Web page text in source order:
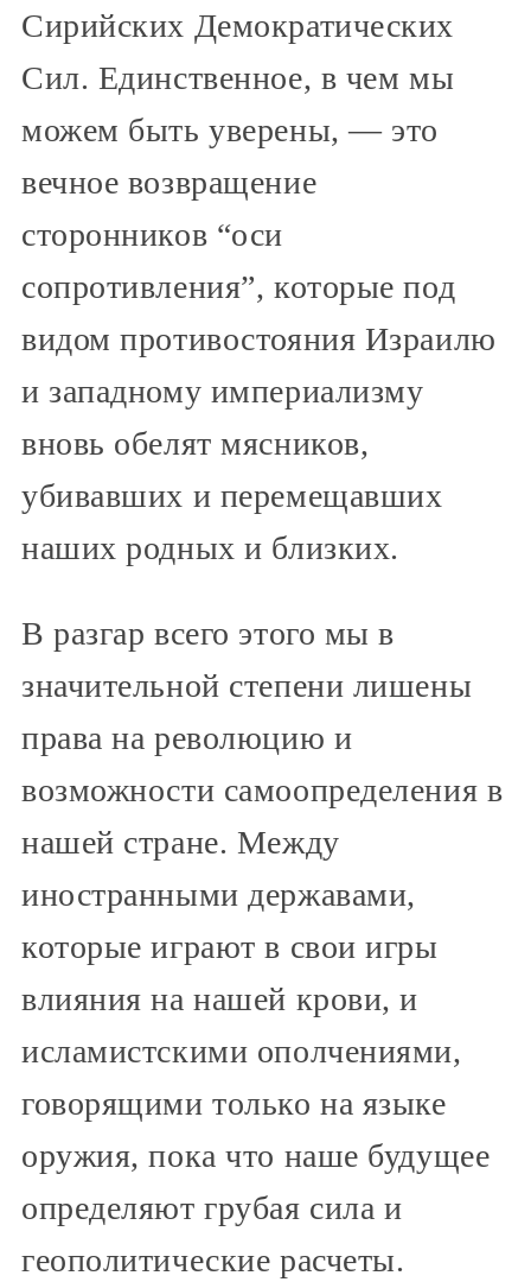
Сирийских Демократических
Сил. Единственное, в чем мы
можем быть уверены, — это
вечное возвращение
сторонников “оси
сопротивления”, которые под
видом противостояния Израилю
и западному империализму
вновь обелят мясников,
убивавших и перемещавших
наших родных и близких.
В разгар всего этого мы в
значительной степени лишены
права на революцию и
возможности самоопределения в
нашей стране. Между
иностранными державами,
которые играют в свои игры
влияния на нашей крови, и
исламистскими ополчениями,
говорящими только на языке
оружия, пока что наше будущее
определяют грубая сила и
геополитические расчеты.